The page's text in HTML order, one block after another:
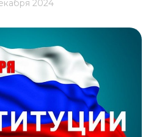
2024